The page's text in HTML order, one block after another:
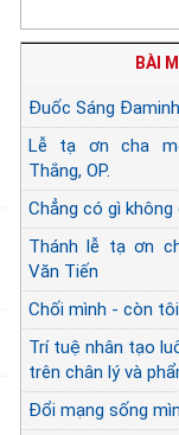
BÀI
Đuốc Sáng Đaminh
Lễ tạ ơn cha
Thắng, OP.
Chẳng có gì
Thánh lễ tạ ơn
Văn Tiến
Chối mình - còn tôi
Trí tuệ nhân tạo
trên chân lý và
Đổi mạng sống